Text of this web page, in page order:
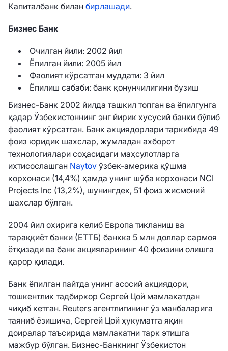
Капиталбанк билан бирлашади.
Бизнес Банк
Очилган йили: 2002 йил
Ёпилган йили: 2005 йил
Фаолият кўрсатган муддати: 3 йил
Ёпилиш сабаби: банк қонунчилигини бузиш
Бизнес-Банк 2002 йилда ташкил топган ва ёпилгунга
қадар Ўзбекистоннинг энг йирик хусусий банки бўлиб
фаолият кўрсатган. Банк акциядорлари таркибида 49
фоиз юридик шахслар, жумладан ахборот
технологиялари соҳасидаги маҳсулотларга
ихтисослашган Naytov ўзбек-америка қўшма
корхонаси (14,4%) ҳамда унинг шўба корхонаси NCI
Projects Inc (13,2%), шунингдек, 51 фоиз жисмоний
шахслар бўлган.
2004 йил охирига келиб Европа тикланиш ва
тараққиёт банки (ЕТТБ) банкка 5 млн доллар сармоя
ётқизади ва банк акцияларининг 40 фоизини олишга
қарор қилади.
Банк ёпилган пайтда унинг асосий акциядори,
тошкентлик тадбиркор Сергей Цой мамлакатдан
чиқиб кетган. Reuters агентлигининг ўз манбаларига
таяниб ёзишича, Сергей Цой ҳукуматга яқин
доиралар таъсирида мамлакатни тарк этишга
мажбур бўлган. Бизнес-Банкнинг Ўзбекистон